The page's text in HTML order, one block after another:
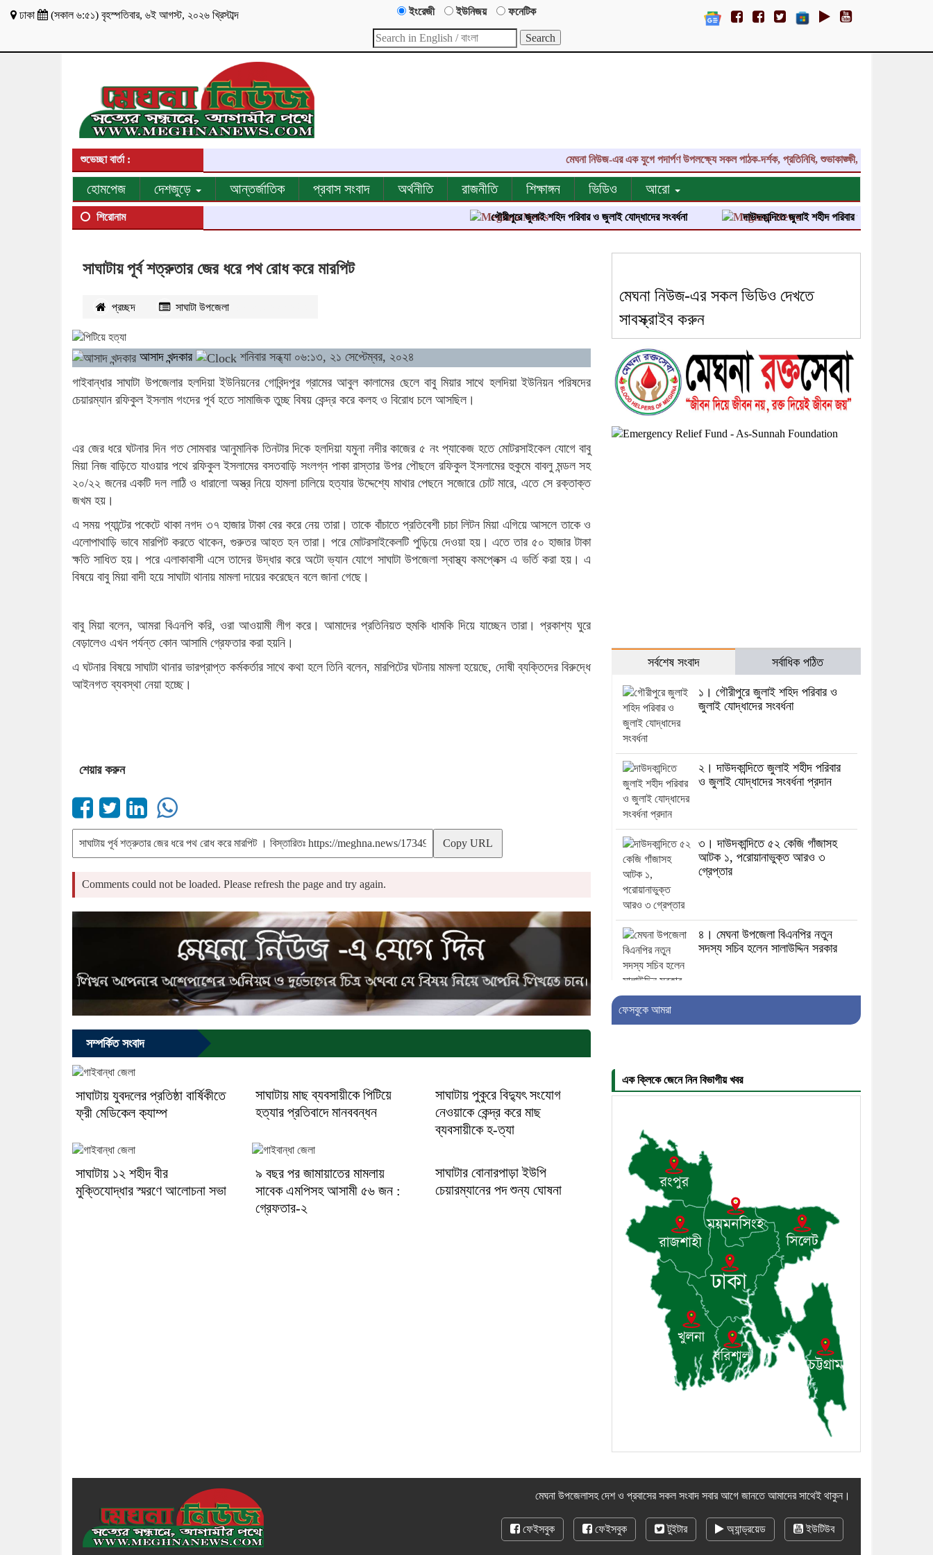
ঢাকা (সকাল ৬:৫১) বৃহস্পতিবার, ৬ই আগস্ট, ২০২৬ খ্রিস্টাব্দ ইংরেজী ইউনিজয় ফনেটিক
শুভেচ্ছা বার্তা : মেঘনা নিউজ-এর এক যুগে পদার্পণ উপলক্ষ্যে সকল পাঠক-দর্শক, প্রতিনিধি, শুভাকাঙ্ক্ষী, সহযোগী, কলাকৌশলীসহ
হোমপেজ দেশজুড়ে আন্তর্জাতিক প্রবাস সংবাদ অর্থনীতি রাজনীতি শিক্ষাঙ্গন ভিডিও আরো
শিরোনাম গৌরীপুরে জুলাই শহিদ পরিবার ও জুলাই যোদ্ধাদের সংবর্ধনা দাউদকান্দিতে জুলাই শহীদ পরিবার ও জুলাই যোদ্ধাদের সংবর্ধনা
সাঘাটায় পূর্ব শত্রুতার জের ধরে পথ রোধ করে মারপিট
প্রচ্ছদ সাঘাটা উপজেলা
আসাদ খন্দকার
শনিবার সন্ধ্যা ০৬:১৩, ২১ সেপ্টেম্বর, ২০২৪
গাইবান্ধার সাঘাটা উপজেলার হলদিয়া ইউনিয়নের গোবিন্দপুর গ্রামের আবুল কালামের ছেলে বাবু মিয়ার সাথে হলদিয়া ইউনিয়ন পরিষদের
চেয়ারম্যান রফিকুল ইসলাম গংদের পূর্ব হতে সামাজিক তুচ্ছ বিষয় কেন্দ্র করে কলহ ও বিরোধ চলে আসছিল।
এর জের ধরে ঘটনার দিন গত সোমবার আনুমানিক তিনটার দিকে হলদিয়া যমুনা নদীর কাজের ৫ নং প্যাকেজ হতে মোটরসাইকেল যোগে বাবু
মিয়া নিজ বাড়িতে যাওয়ার পথে রফিকুল ইসলামের বসতবাড়ি সংলগ্ন পাকা রাস্তার উপর পৌছলে রফিকুল ইসলামের হুকুমে বাবলু মন্ডল সহ
২০/২২ জনের একটি দল লাঠি ও ধারালো অস্ত্র নিয়ে হামলা চালিয়ে হত্যার উদ্দেশ্যে মাথার পেছনে সজোরে চোট মারে, এতে সে রক্তাক্ত
জখম হয়।
এ সময় প্যান্টের পকেটে থাকা নগদ ৩৭ হাজার টাকা বের করে নেয় তারা। তাকে বাঁচাতে প্রতিবেশী চাচা লিটন মিয়া এগিয়ে আসলে তাকে ও
এলোপাথাড়ি ভাবে মারপিট করতে থাকেন, গুরুতর আহত হন তারা। পরে মোটরসাইকেলটি পুড়িয়ে দেওয়া হয়। এতে তার ৫০ হাজার টাকা
ক্ষতি সাধিত হয়। পরে এলাকাবাসী এসে তাদের উদ্ধার করে অটো ভ্যান যোগে সাঘাটা উপজেলা স্বাস্থ্য কমপ্লেক্স এ ভর্তি করা হয়। এ
বিষয়ে বাবু মিয়া বাদী হয়ে সাঘাটা থানায় মামলা দায়ের করেছেন বলে জানা গেছে।
বাবু মিয়া বলেন, আমরা বিএনপি করি, ওরা আওয়ামী লীগ করে। আমাদের প্রতিনিয়ত হুমকি ধামকি দিয়ে যাচ্ছেন তারা। প্রকাশ্য ঘুরে
বেড়ালেও এখন পর্যন্ত কোন আসামি গ্রেফতার করা হয়নি।
এ ঘটনার বিষয়ে সাঘাটা থানার ভারপ্রাপ্ত কর্মকর্তার সাথে কথা হলে তিনি বলেন, মারপিটের ঘটনায় মামলা হয়েছে, দোষী ব্যক্তিদের বিরুদ্ধে
আইনগত ব্যবস্থা নেয়া হচ্ছে।
শেয়ার করুন
Copy URL
Comments could not be loaded. Please refresh the page and try again.
সম্পর্কিত সংবাদ
সাঘাটায় যুবদলের প্রতিষ্ঠা বার্ষিকীতে
ফ্রী মেডিকেল ক‍্যাম্প
সাঘাটায় মাছ ব্যবসায়ীকে পিটিয়ে
হত্যার প্রতিবাদে মানববন্ধন
সাঘাটায় পুকুরে বিদ্যুৎ সংযোগ
নেওয়াকে কেন্দ্র করে মাছ
ব্যবসায়ীকে হ-ত্যা
সাঘাটায় ১২ শহীদ বীর
মুক্তিযোদ্ধার স্মরণে আলোচনা সভা
৯ বছর পর জামায়াতের মামলায়
সাবেক এমপিসহ আসামী ৫৬ জন :
গ্রেফতার-২
সাঘাটার বোনারপাড়া ইউপি
চেয়ারম্যানের পদ শুন্য ঘোষনা
মেঘনা নিউজ-এর সকল ভিডিও দেখতে
সাবস্ক্রাইব করুন
সর্বশেষ সংবাদ সর্বাধিক পঠিত
১। গৌরীপুরে জুলাই শহিদ পরিবার ও
জুলাই যোদ্ধাদের সংবর্ধনা
২। দাউদকান্দিতে জুলাই শহীদ পরিবার
ও জুলাই যোদ্ধাদের সংবর্ধনা প্রদান
৩। দাউদকান্দিতে ৫২ কেজি গাঁজাসহ
আটক ১, পরোয়ানাভুক্ত আরও ৩
গ্রেপ্তার
৪। মেঘনা উপজেলা বিএনপির নতুন
সদস্য সচিব হলেন সালাউদ্দিন সরকার
পেলেন দাউদকান্দি মডেল থানার
৭। দাউদকান্দিতে মুচি সম্প্রদায়ের
খোঁজখবর নিলেন ড. খন্দকার মারুফ
হোসেন
৮। মেঘনায় আইন-শৃঙ্খলা কমিটির
মাসিক সভা অনুষ্ঠিত
৯। জাতীয় নেতা ড. খন্দকার মোশাররফ
হোসেনের মূল্যায়ন কোথায় এবং একটি
বিশ্লেষণ
১০। দাউদকান্দিতে ইউপি সদস্যকে
মারধরের চেষ্টা ও প্রাণনাশের হুমকির
অভিযোগ
ফেসবুকে আমরা
এক ক্লিকে জেনে নিন বিভাগীয় খবর
মেঘনা উপজেলাসহ দেশ ও প্রবাসের সকল সংবাদ সবার আগে জানতে আমাদের সাথেই থাকুন।
ফেইসবুক ফেইসবুক টুইটার অ্যান্ড্রয়েড ইউটিউব